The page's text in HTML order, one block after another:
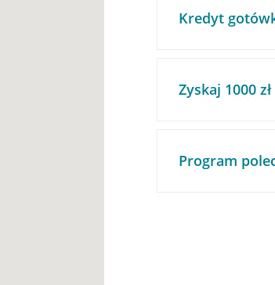
Kredyt
Zyskaj 1000 zł
Program